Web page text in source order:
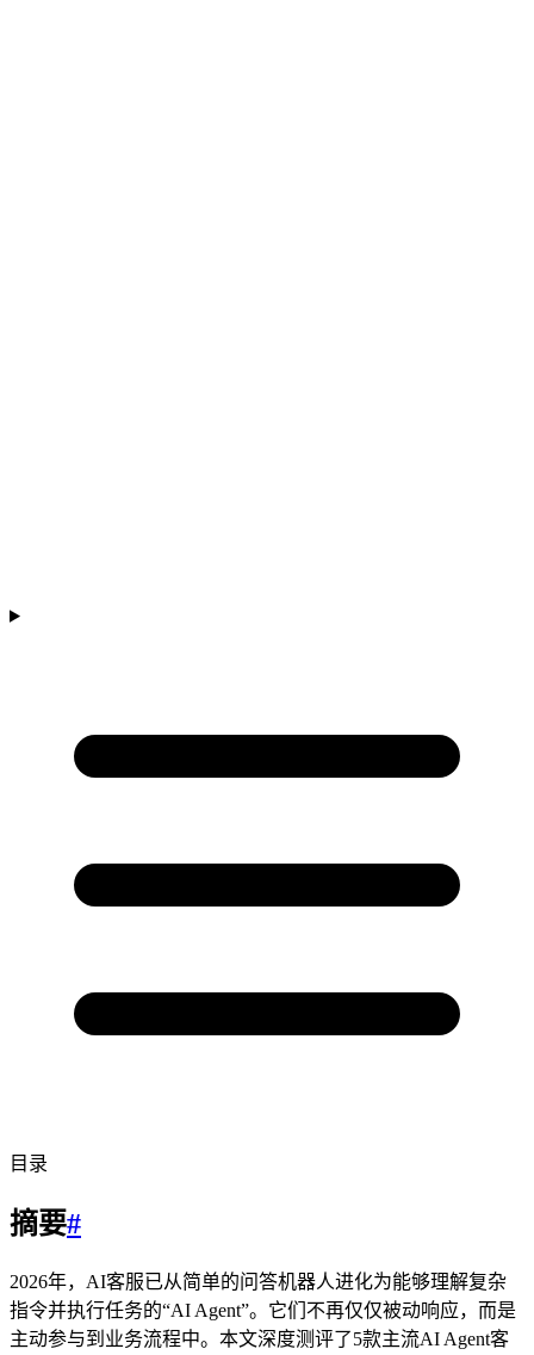
目录
摘要#
2026年，AI客服已从简单的问答机器人进化为能够理解复杂
指令并执行任务的“AI Agent”。它们不再仅仅被动响应，而是
主动参与到业务流程中。本文深度测评了5款主流AI Agent客